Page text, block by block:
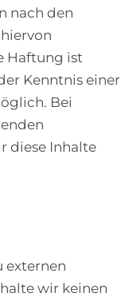
nach den
Haftung ist
Kenntnis einer
Bei
diese Inhalte
externen
wir keinen